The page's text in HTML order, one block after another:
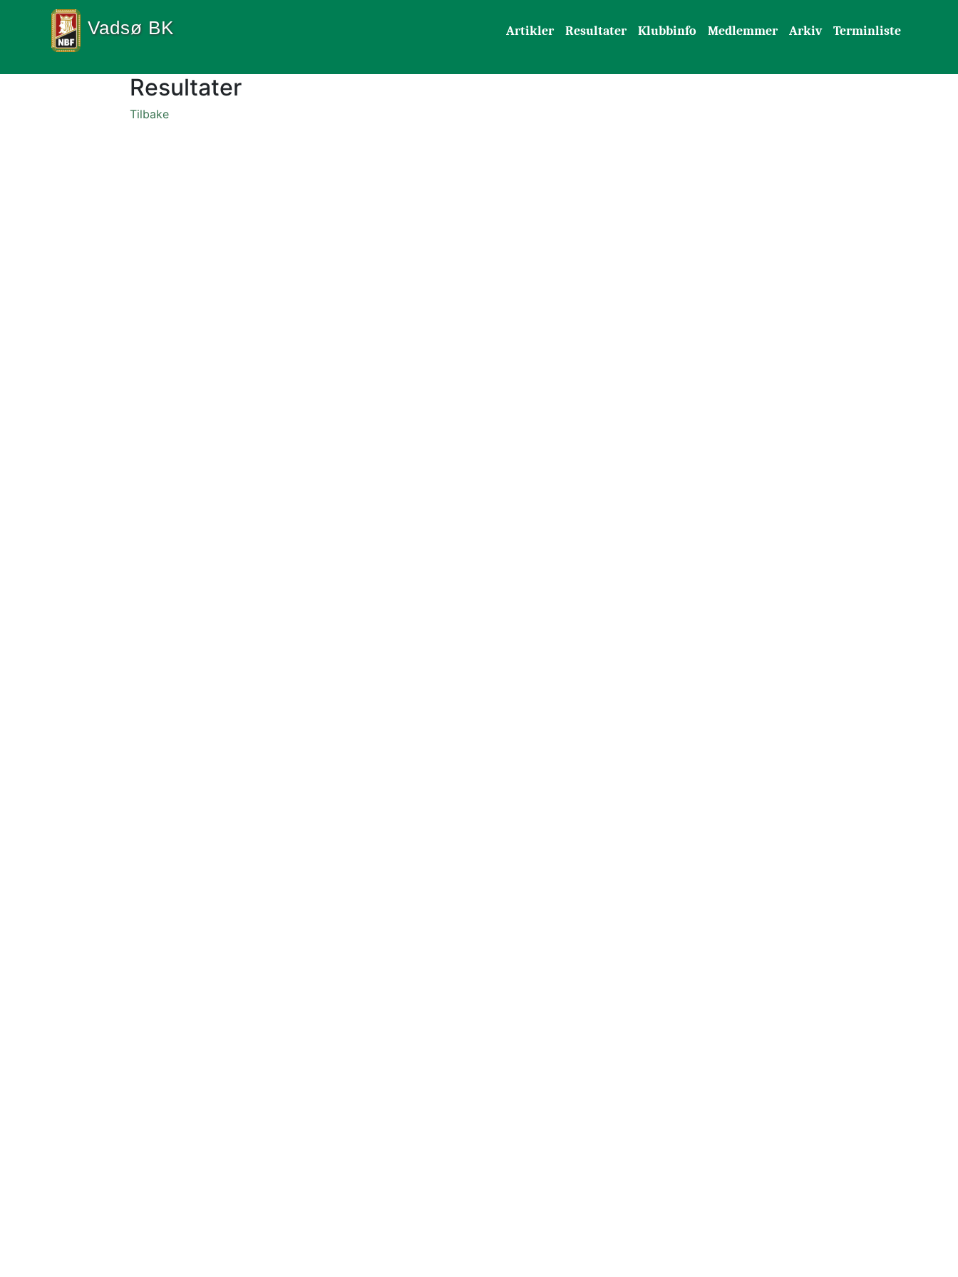
Vadsø BK Artikler Resultater Klubbinfo Medlemmer Arkiv Terminliste
Resultater
Tilbake